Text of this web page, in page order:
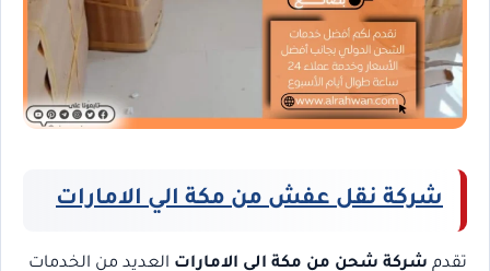
شركة نقل عفش من مكة الي الامارات
تقدم شركة شحن من مكة الي الامارات العديد من الخدمات